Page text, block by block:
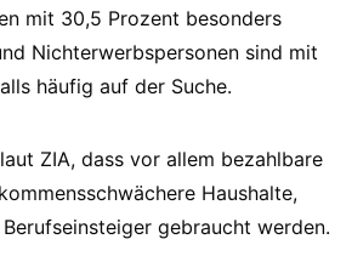
mit 30,5 Prozent besonders
Nichterwerbspersonen sind mit
häufig auf der Suche.
ZIA, dass vor allem bezahlbare
Haushalte,
gebraucht werden.